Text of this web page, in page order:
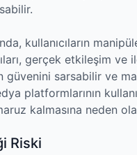
kullanıcıların
gerçek etkileşim
güvenini sarsabilir ve
platformlarının
kalmasına neden
Riski